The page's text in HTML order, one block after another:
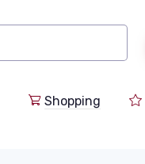
Shopping